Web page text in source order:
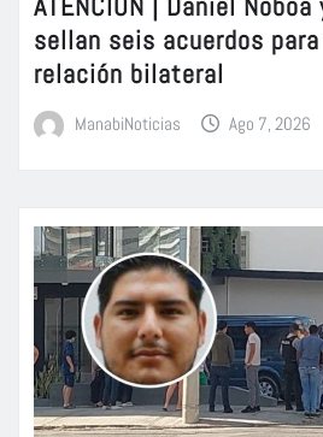
sellan seis acuerdos
relación bilateral
ManabiNoticias Ago 7, 2026